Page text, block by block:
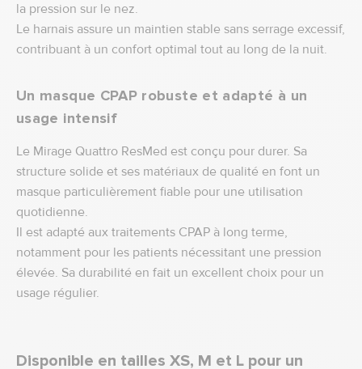
la pression sur le nez.
Le harnais assure un maintien stable sans serrage excessif,
contribuant à un confort optimal tout au long de la nuit.
Un masque CPAP robuste et adapté à un
usage intensif
Le Mirage Quattro ResMed est conçu pour durer. Sa
structure solide et ses matériaux de qualité en font un
masque particulièrement fiable pour une utilisation
quotidienne.
Il est adapté aux traitements CPAP à long terme,
notamment pour les patients nécessitant une pression
élevée. Sa durabilité en fait un excellent choix pour un
usage régulier.
Disponible en tailles XS, M et L pour un